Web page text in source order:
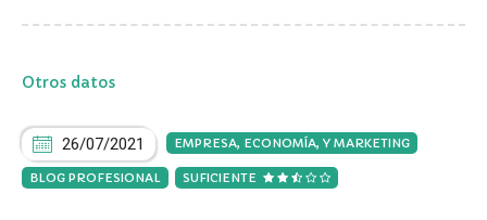
Otros datos
26/07/2021 EMPRESA, ECONOMÍA, Y MARKETING
BLOG PROFESIONAL SUFICIENTE